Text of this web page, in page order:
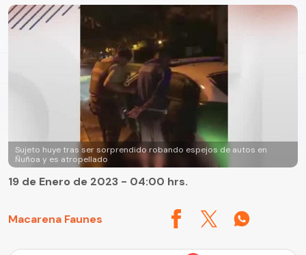
Sujeto huye tras ser sorprendido robando espejos de autos en
Ñuñoa y es atropellado
Macarena Faunes
19 de Enero de 2023 - 04:00 hrs.